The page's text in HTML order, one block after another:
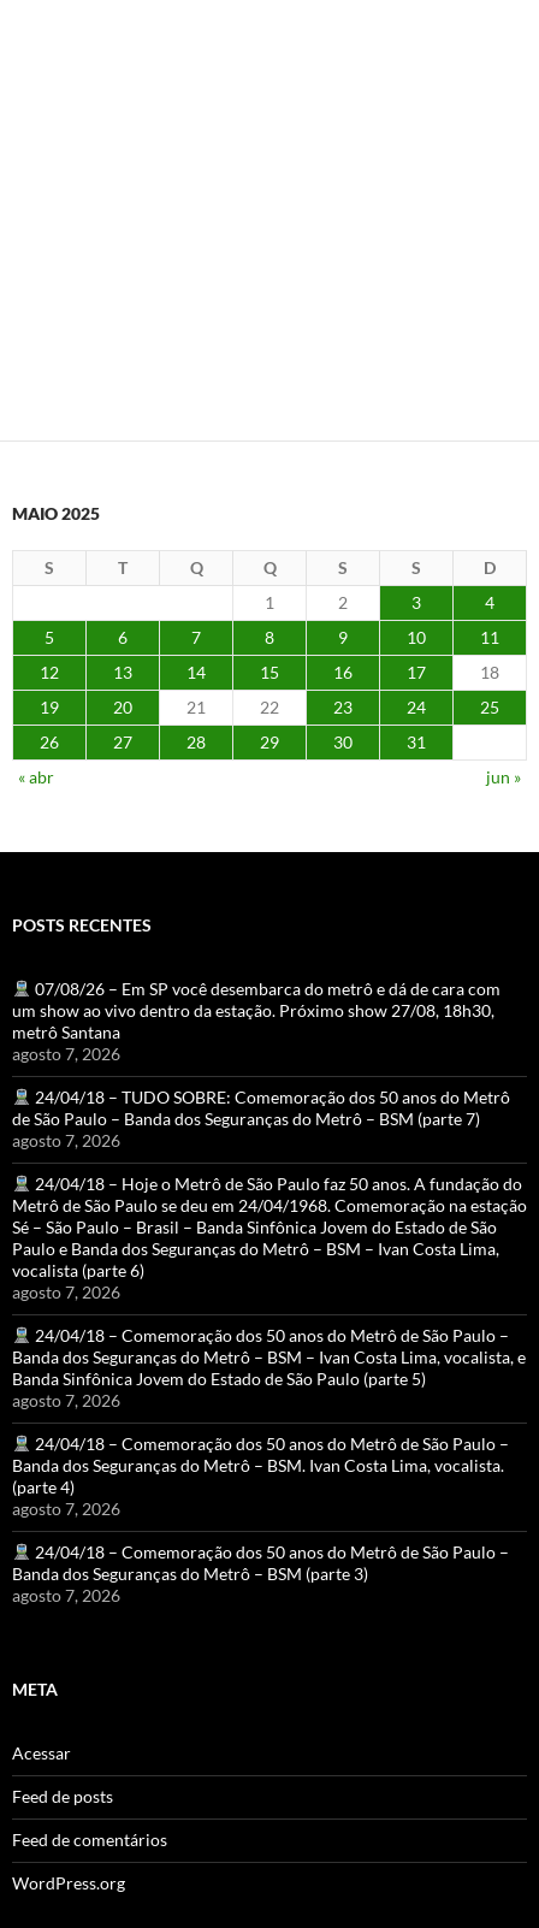
MAIO 2025
S T Q Q S S
D
1
2 3
4
5
6 7 8 9 10
11
12
13 14 15 16 17
18
19
20 21 22 23 24
25
26
27 28 29 30
31
« abr
jun »
POSTS RECENTES
07/08/26 – Em SP você desembarca do metrô e dá de cara com
um show ao vivo dentro da estação. Próximo show 27/08, 18h30,
metrô Santana
agosto 7, 2026
24/04/18 – TUDO SOBRE: Comemoração dos 50 anos do Metrô
de São Paulo – Banda dos Seguranças do Metrô – BSM (parte 7)
agosto 7, 2026
24/04/18 – Hoje o Metrô de São Paulo faz 50 anos. A fundação do
Metrô de São Paulo se deu em 24/04/1968. Comemoração na estação
Sé – São Paulo – Brasil – Banda Sinfônica Jovem do Estado de São
Paulo e Banda dos Seguranças do Metrô – BSM – Ivan Costa Lima,
vocalista (parte 6)
agosto 7, 2026
24/04/18 – Comemoração dos 50 anos do Metrô de São Paulo –
Banda dos Seguranças do Metrô – BSM – Ivan Costa Lima, vocalista, e
Banda Sinfônica Jovem do Estado de São Paulo (parte 5)
agosto 7, 2026
24/04/18 – Comemoração dos 50 anos do Metrô de São Paulo –
Banda dos Seguranças do Metrô – BSM. Ivan Costa Lima, vocalista.
(parte 4)
agosto 7, 2026
24/04/18 – Comemoração dos 50 anos do Metrô de São Paulo –
Banda dos Seguranças do Metrô – BSM (parte 3)
agosto 7, 2026
META
Acessar
Feed de posts
Feed de comentários
WordPress.org